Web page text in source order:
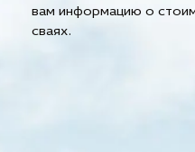
вам информацию о
сваях.